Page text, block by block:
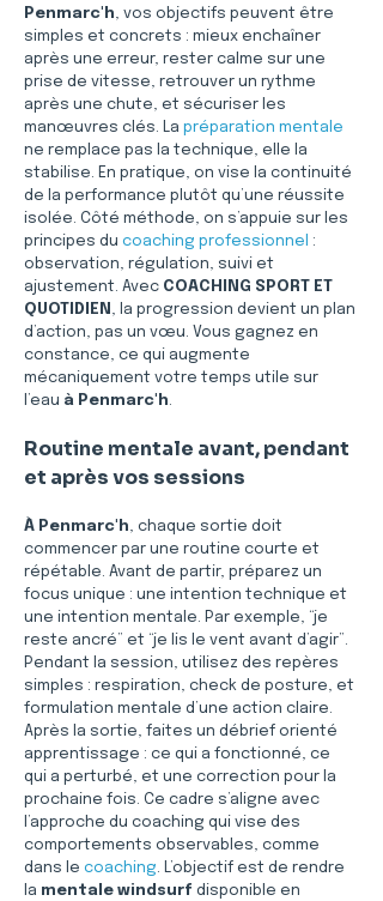
Penmarc'h, vos objectifs peuvent être
simples et concrets : mieux enchaîner
après une erreur, rester calme sur une
prise de vitesse, retrouver un rythme
après une chute, et sécuriser les
manœuvres clés. La préparation mentale
ne remplace pas la technique, elle la
stabilise. En pratique, on vise la continuité
de la performance plutôt qu’une réussite
isolée. Côté méthode, on s’appuie sur les
principes du coaching professionnel
:
observation, régulation, suivi et
ajustement. Avec COACHING SPORT ET
QUOTIDIEN , la progression devient un plan
d’action, pas un vœu. Vous gagnez en
constance, ce qui augmente
mécaniquement votre temps utile sur
l’eau à Penmarc'h.
Routine mentale avant, pendant
et après vos sessions
À Penmarc'h, chaque sortie doit
commencer par une routine courte et
répétable. Avant de partir, préparez un
focus unique : une intention technique et
une intention mentale. Par exemple, “je
reste ancré” et “je lis le vent avant d’agir”.
Pendant la session, utilisez des repères
simples : respiration, check de posture, et
formulation mentale d’une action claire.
Après la sortie, faites un débrief orienté
apprentissage : ce qui a fonctionné, ce
qui a perturbé, et une correction pour la
prochaine fois. Ce cadre s’aligne avec
l’approche du coaching qui vise des
comportements observables, comme
dans le coaching. L’objectif est de rendre
la mentale windsurf disponible en